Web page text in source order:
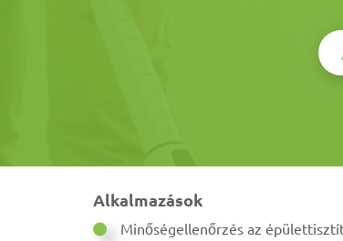
Alkalmazások
Minőségellenőrzés az